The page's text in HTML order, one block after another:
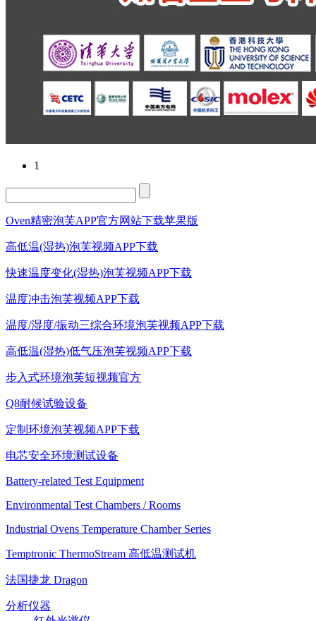
1
Oven精密泡芙APP官方网站下载苹果版
高低温(湿热)泡芙视频APP下载
快速温度变化(湿热)泡芙视频APP下载
温度冲击泡芙视频APP下载
温度/湿度/振动三综合环境泡芙视频APP下载
高低温(湿热)低气压泡芙视频APP下载
步入式环境泡芙短视频官方
Q8耐候试验设备
定制环境泡芙视频APP下载
电芯安全环境测试设备
Battery-related Test Equipment
Environmental Test Chambers / Rooms
Industrial Ovens Temperature Chamber Series
Temptronic ThermoStream 高低温测试机
法国捷龙 Dragon
分析仪器